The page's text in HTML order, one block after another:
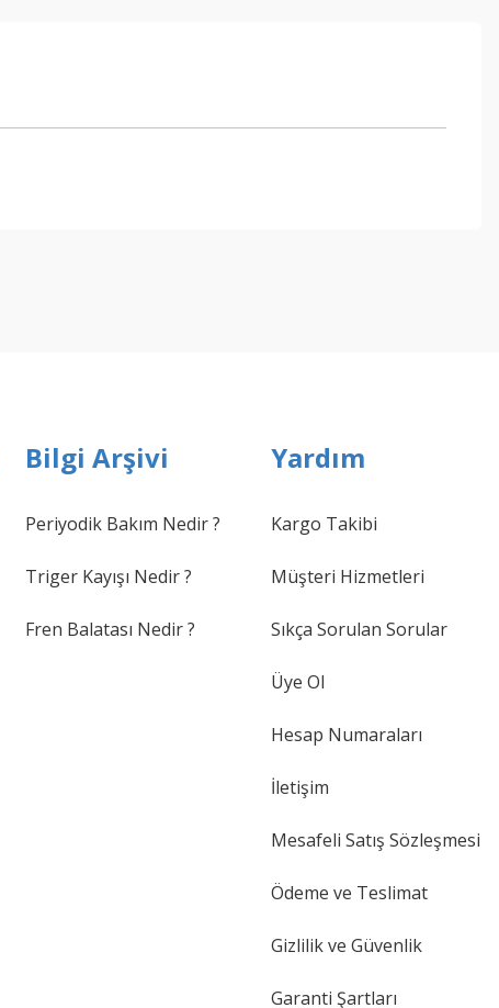
Bilgi Arşivi
Periyodik Bakım Nedir ?
Triger Kayışı Nedir ?
Fren Balatası Nedir ?
Yardım
Kargo Takibi
Müşteri Hizmetleri
Sıkça Sorulan Sorular
Üye Ol
Hesap Numaraları
İletişim
Mesafeli Satış Sözleşmesi
Ödeme ve Teslimat
Gizlilik ve Güvenlik
Garanti Şartları